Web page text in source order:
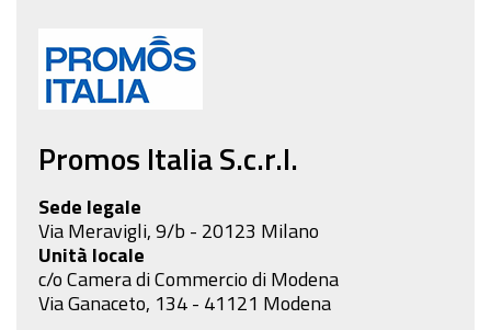
Promos Italia S.c.r.l.
Sede legale
Via Meravigli, 9/b - 20123 Milano
Unità locale
c/o Camera di Commercio di Modena
Via Ganaceto, 134 - 41121 Modena